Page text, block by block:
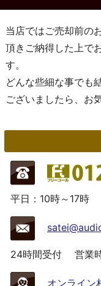
当店ではご売却前の
頂きご納得した上で
す。
どんな些細な事でも
ございましたら、お
平日：10時～17時
24時間受付 営業
オンライン